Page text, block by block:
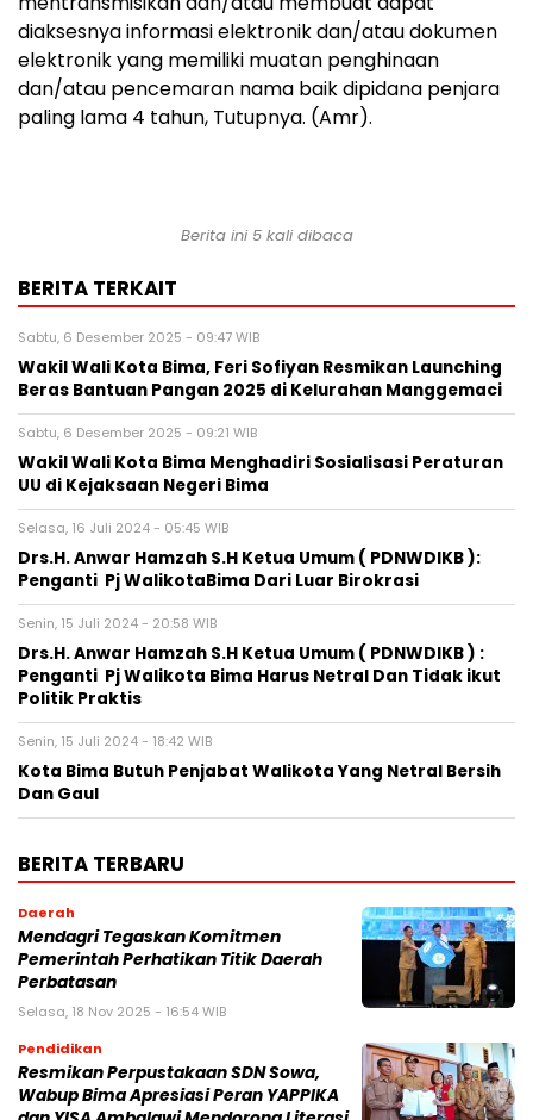
diaksesnya informasi elektronik dan/atau dokumen
elektronik yang memiliki muatan penghinaan
dan/atau pencemaran nama baik dipidana penjara
paling lama 4 tahun, Tutupnya. (Amr).
Berita ini 5 kali dibaca
BERITA TERKAIT
Sabtu, 6 Desember 2025 - 09:47 WIB
Wakil Wali Kota Bima, Feri Sofiyan Resmikan Launching
Beras Bantuan Pangan 2025 di Kelurahan Manggemaci
Sabtu, 6 Desember 2025 - 09:21 WIB
Wakil Wali Kota Bima Menghadiri Sosialisasi Peraturan
UU di Kejaksaan Negeri Bima
Selasa, 16 Juli 2024 - 05:45 WIB
Drs.H. Anwar Hamzah S.H Ketua Umum ( PDNWDIKB ):
Penganti Pj WalikotaBima Dari Luar Birokrasi
Senin, 15 Juli 2024 - 20:58 WIB
Drs.H. Anwar Hamzah S.H Ketua Umum ( PDNWDIKB ) :
Penganti Pj Walikota Bima Harus Netral Dan Tidak ikut
Politik Praktis
Senin, 15 Juli 2024 - 18:42 WIB
Kota Bima Butuh Penjabat Walikota Yang Netral Bersih
Dan Gaul
BERITA TERBARU
Daerah
Mendagri Tegaskan Komitmen
Pemerintah Perhatikan Titik Daerah
Perbatasan
Selasa, 18 Nov 2025 - 16:54 WIB
Pendidikan
Resmikan Perpustakaan SDN Sowa,
Wabup Bima Apresiasi Peran YAPPIKA